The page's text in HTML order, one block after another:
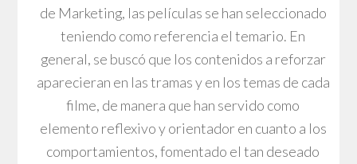
de Marketing, las películas se han seleccionado
teniendo como referencia el temario. En
general, se buscó que los contenidos a reforzar
aparecieran en las tramas y en los temas de cada
filme, de manera que han servido como
elemento reflexivo y orientador en cuanto a los
comportamientos, fomentado el tan deseado